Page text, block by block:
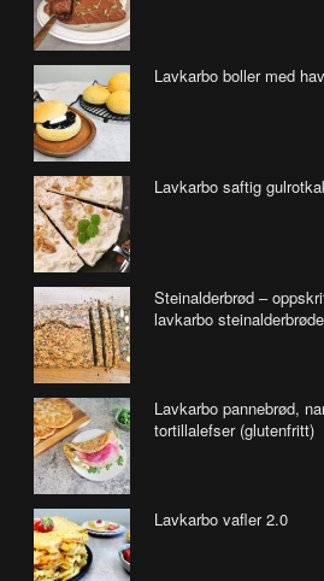
Lavkarbo boller med
Lavkarbo saftig
Steinalderbrød –
lavkarbo
Lavkarbo pannebrød,
tortillalefser (glutenfritt)
Lavkarbo vafler 2.0